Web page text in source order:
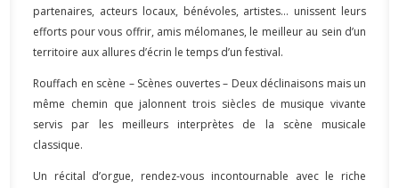
partenaires, acteurs locaux, bénévoles, artistes… unissent leurs
efforts pour vous offrir, amis mélomanes, le meilleur au sein d’un
territoire aux allures d’écrin le temps d’un festival.
Rouffach en scène – Scènes ouvertes – Deux déclinaisons mais un
même chemin que jalonnent trois siècles de musique vivante
servis par les meilleurs interprètes de la scène musicale
classique.
Un récital d’orgue, rendez-vous incontournable avec le riche